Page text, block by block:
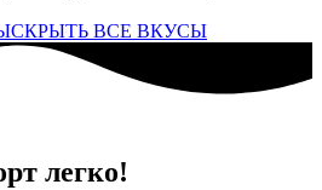
СКРЫТЬ ВСЕ ВКУСЫ
легко!